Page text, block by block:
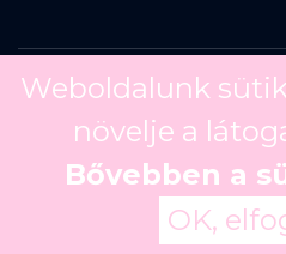
Copyright
Weboldalunk
növelje a
Bővebben a
OK,